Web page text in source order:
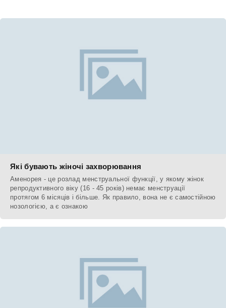
Які бувають жіночі захворювання
Аменорея - це розлад менструальної функції, у якому жінок
репродуктивного віку (16 - 45 років) немає менструації
протягом 6 місяців і більше. Як правило, вона не є самостійною
нозологією, а є ознакою